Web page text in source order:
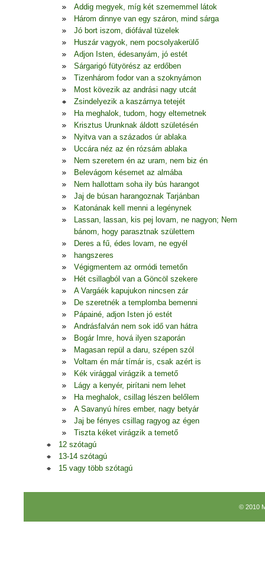
Addig megyek, míg két szememmel látok
Három dinnye van egy száron, mind sárga
Jó bort iszom, diófával tüzelek
Huszár vagyok, nem pocsolyakerülő
Adjon Isten, édesanyám, jó estét
Sárgarigó fütyörész az erdőben
Tizenhárom fodor van a szoknyámon
Most kövezik az andrási nagy utcát
Zsindelyezik a kaszárnya tetejét
Ha meghalok, tudom, hogy eltemetnek
Krisztus Urunknak áldott születésén
Nyitva van a százados úr ablaka
Uccára néz az én rózsám ablaka
Nem szeretem én az uram, nem biz én
Belevágom késemet az almába
Nem hallottam soha ily bús harangot
Jaj de búsan harangoznak Tarjánban
Katonának kell menni a legénynek
Lassan, lassan, kis pej lovam, ne nagyon; Nem
bánom, hogy parasztnak születtem
Deres a fű, édes lovam, ne egyél
hangszeres
Végigmentem az ormódi temetőn
Hét csillagból van a Göncöl szekere
A Vargáék kapujukon nincsen zár
De szeretnék a templomba bemenni
Pápainé, adjon Isten jó estét
Andrásfalván nem sok idő van hátra
Bogár Imre, hová ilyen szaporán
Magasan repül a daru, szépen szól
Voltam én már tímár is, csak azért is
Kék virággal virágzik a temető
Lágy a kenyér, pirítani nem lehet
Ha meghalok, csillag lészen belőlem
A Savanyú híres ember, nagy betyár
Jaj be fényes csillag ragyog az égen
Tiszta kéket virágzik a temető
12 szótagú
13-14 szótagú
15 vagy több szótagú
© 2010